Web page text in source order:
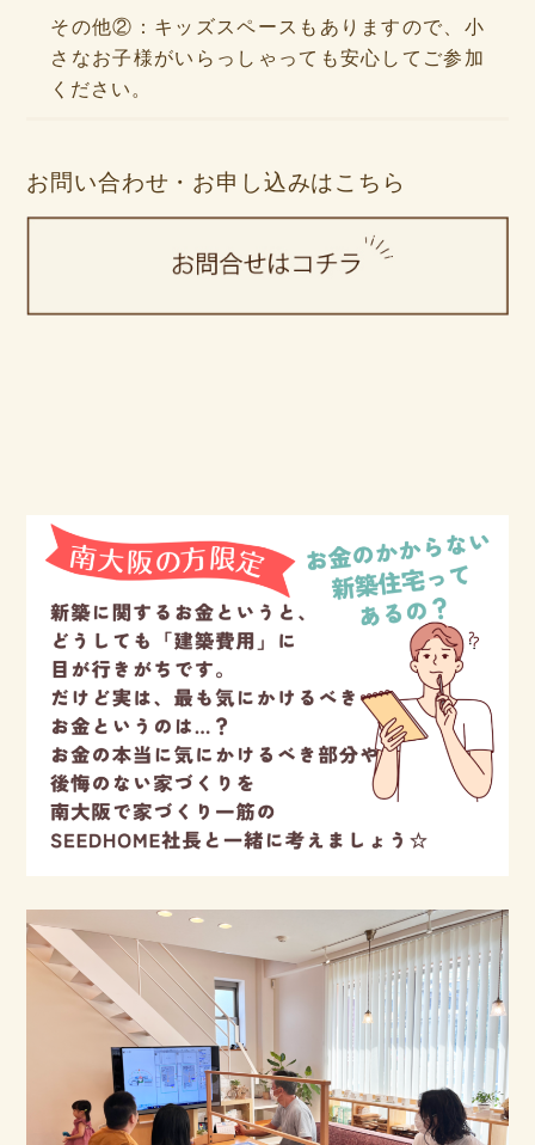
その他②：キッズスペースもありますので、小
さなお子様がいらっしゃっても安心してご参加
ください。
お問い合わせ・お申し込みはこちら